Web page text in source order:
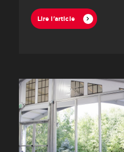
Lire l'article